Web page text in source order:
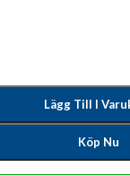
Lägg Till I
Köp Nu